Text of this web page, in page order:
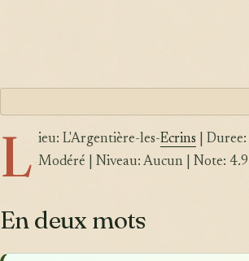
L ieu: L'Argentière-les-Ecrins |
Modéré | Niveau: Aucun | Note:
En deux mots